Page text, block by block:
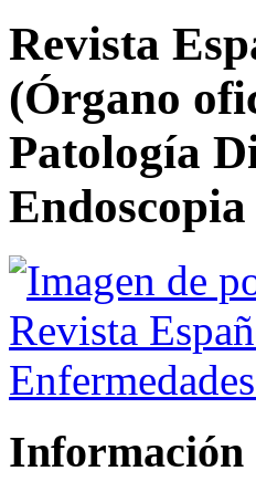
Revista
(Órgano
Patología
Endoscopia
Información